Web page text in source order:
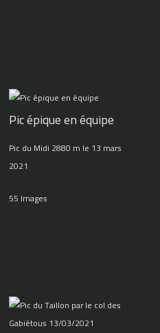
Pic épique en équipe
Pic du Midi 2880 m le 13 mars
2021
55 Images